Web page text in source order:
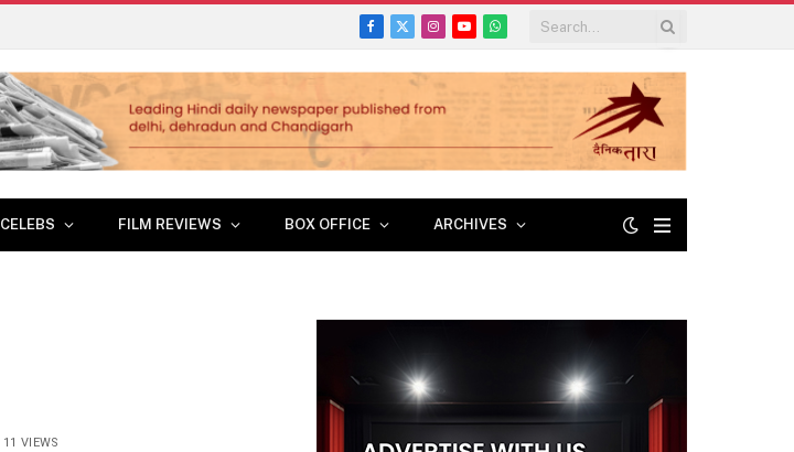
Facebook
X
Instagram
YouTubeWhatsApp
CELEBS FILM REVIEWS BOX OFFICE ARCHIVES
11 VIEWS